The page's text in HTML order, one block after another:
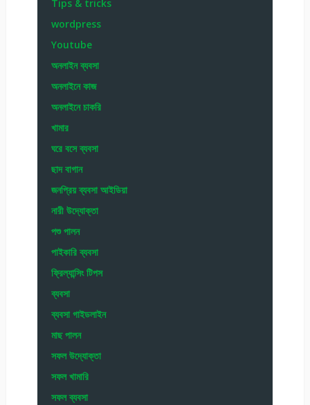
Tips & tricks
wordpress
Youtube
অনলাইন ব্যবসা
অনলাইনে কাজ
অনলাইনে চাকরি
খামার
ঘরে বসে ব্যবসা
ছাদ বাগান
জনপ্রিয় ব্যবসা আইডিয়া
নারী উদ্যোক্তা
পশু পালন
পাইকারি ব্যবসা
ফ্রিল্যান্সিং টিপস
ব্যবসা
ব্যবসা গাইডলাইন
মাছ পালন
সফল উদ্যোক্তা
সফল খামারি
সফল ব্যবসা